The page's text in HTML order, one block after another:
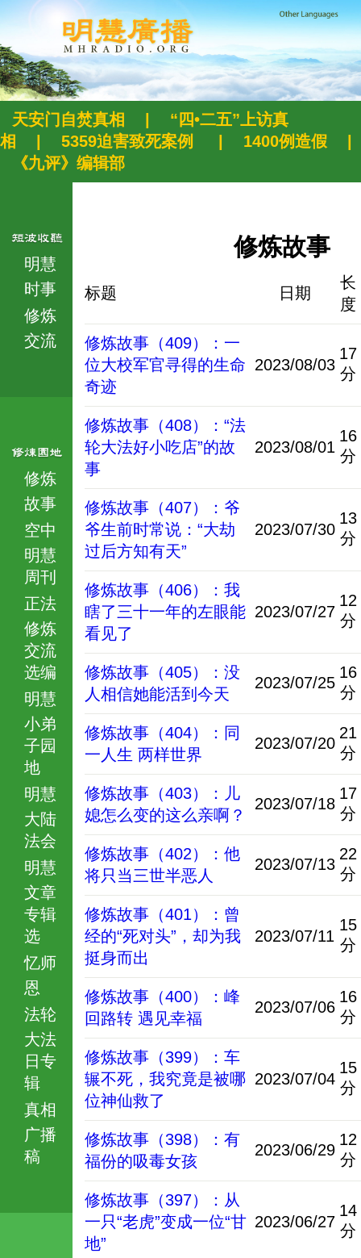
天安门自焚真相
“四•二五”上访真
相
5359迫害致死案例 1400例造假
《九评》编辑部
明慧
时事
修炼
交流
修炼
故事
空中
明慧
周刊
正法
修炼
交流
选编
明慧
小弟
子园
地
明慧
大陆
法会
明慧
文章
专辑
选
忆师
恩
法轮
大法
日专
辑
真相
广播
稿
修炼故事
标题 日期
长
度
修炼故事（409）：一
位大校军官寻得的生命
奇迹
2023/08/03
17
分
修炼故事（408）：“法
轮大法好小吃店”的故
事
2023/08/01
16
分
修炼故事（407）：爷
爷生前时常说：“大劫
过后方知有天”
2023/07/30
13
分
修炼故事（406）：我
瞎了三十一年的左眼能
看见了
2023/07/27
12
分
修炼故事（405）：没
人相信她能活到今天
2023/07/25
16
分
修炼故事（404）：同
一人生 两样世界
2023/07/20
21
分
修炼故事（403）：儿
媳怎么变的这么亲啊？
2023/07/18
17
分
修炼故事（402）：他
将只当三世半恶人
2023/07/13
22
分
修炼故事（401）：曾
经的“死对头”，却为我
挺身而出
2023/07/11
15
分
修炼故事（400）：峰
回路转 遇见幸福
2023/07/06
16
分
修炼故事（399）：车
辗不死，我究竟是被哪
位神仙救了
2023/07/04
15
分
修炼故事（398）：有
福份的吸毒女孩
2023/06/29
12
分
修炼故事（397）：从
一只“老虎”变成一位“甘
地”
2023/06/27
14
分